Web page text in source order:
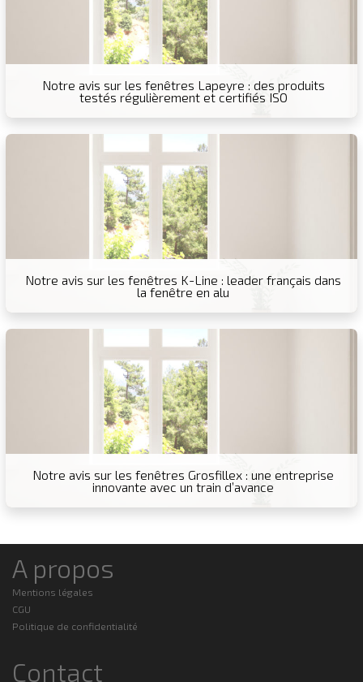
Notre avis sur les fenêtres Lapeyre : des produits
testés régulièrement et certifiés ISO
Notre avis sur les fenêtres K-Line : leader français dans
la fenêtre en alu
Notre avis sur les fenêtres Grosfillex : une entreprise
innovante avec un train d’avance
A propos
Mentions légales
CGU
Politique de confidentialité
Contact